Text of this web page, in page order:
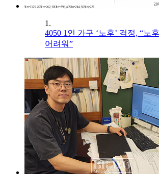
1.
4050 1인 가구 ‘노후’ 걱정, “노
어려워”